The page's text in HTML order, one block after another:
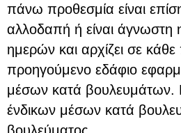
πάνω προθεσμία είναι
αλλοδαπή ή είναι άγνωστη
ημερών και αρχίζει σε
προηγούμενο εδάφιο
μέσων κατά βουλευμάτων.
ένδικων μέσων κατά